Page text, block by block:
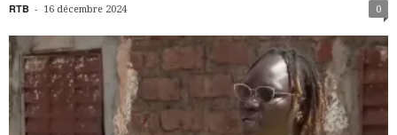
RTB - 16 décembre 2024 0